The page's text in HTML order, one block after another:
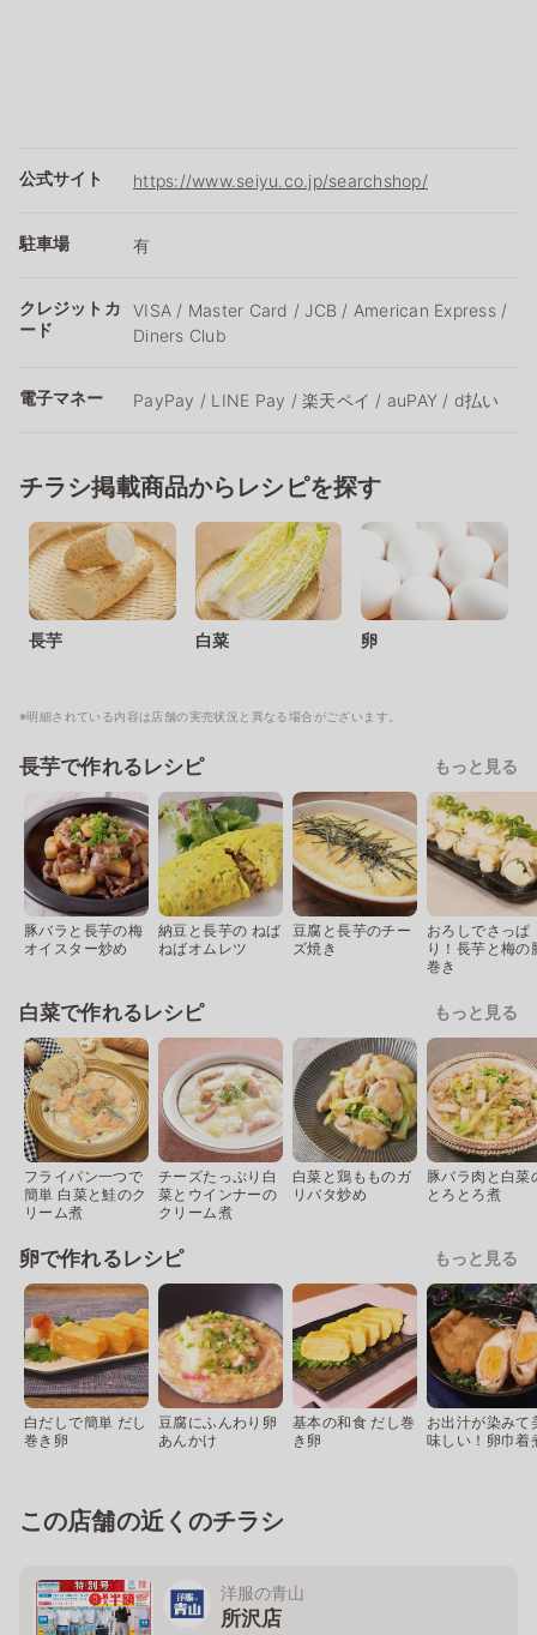
公式サイト https://www.seiyu.co.jp/searchshop/
駐車場 有
クレジットカ
ード
VISA / Master Card / JCB / American Express /
Diners Club
電子マネー PayPay / LINE Pay / 楽天ペイ / auPAY / d払い
チラシ掲載商品からレシピを探す
長芋 白菜 卵
※明細されている内容は店舗の実売状況と異なる場合がございます。
長芋で作れるレシピ もっと見る
豚バラと長芋の梅
オイスター炒め
納豆と長芋の ねば
ねばオムレツ
豆腐と長芋のチー
ズ焼き
おろしでさっぱ
り！長芋と梅の
巻き
白菜で作れるレシピ もっと見る
フライパン一つで
簡単 白菜と鮭のク
リーム煮
チーズたっぷり白
菜とウインナーの
クリーム煮
白菜と鶏もものガ
リバタ炒め
豚バラ肉と白菜
とろとろ煮
卵で作れるレシピ もっと見る
白だしで簡単 だし
巻き卵
豆腐にふんわり卵
あんかけ
基本の和食 だし巻
き卵
お出汁が染みて
味しい！卵巾着
この店舗の近くのチラシ
洋服の青山
所沢店